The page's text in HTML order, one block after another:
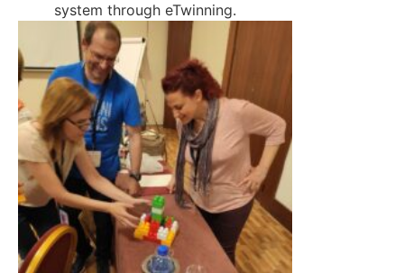
system through eTwinning.